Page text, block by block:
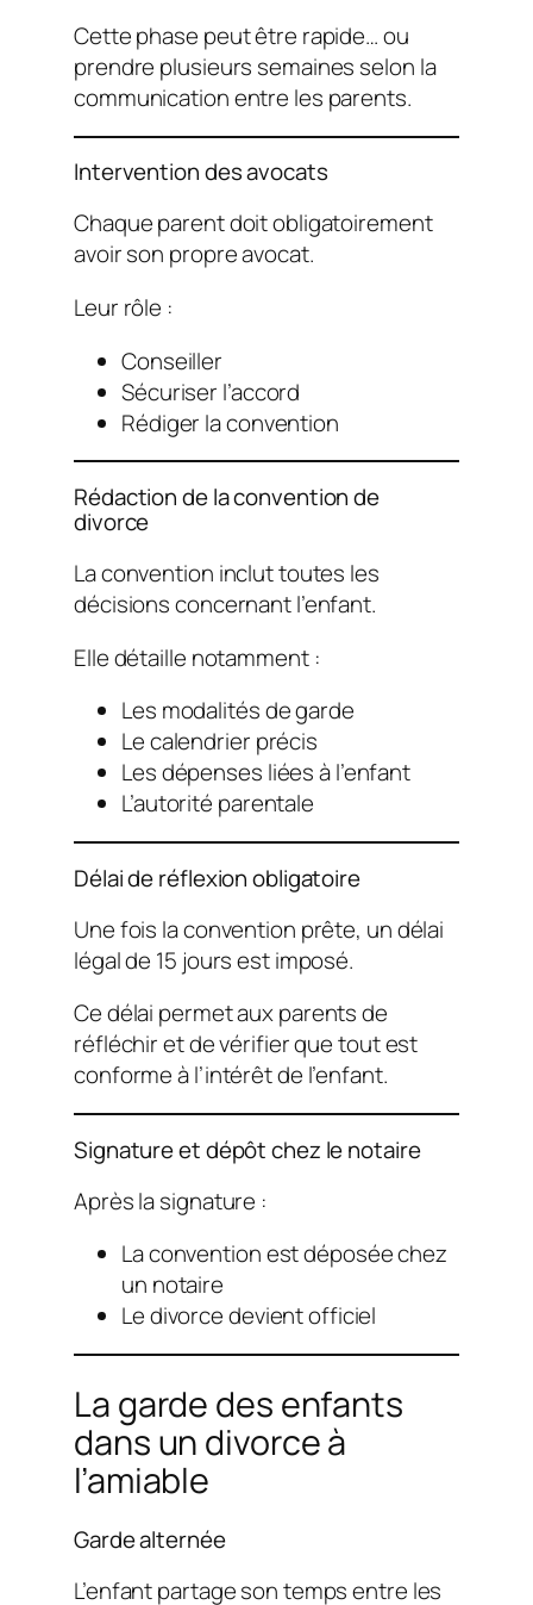
Cette phase peut être rapide… ou
prendre plusieurs semaines selon la
communication entre les parents.
Intervention des avocats
Chaque parent doit obligatoirement
avoir son propre avocat.
Leur rôle :
Conseiller
Sécuriser l’accord
Rédiger la convention
Rédaction de la convention de
divorce
La convention inclut toutes les
décisions concernant l’enfant.
Elle détaille notamment :
Les modalités de garde
Le calendrier précis
Les dépenses liées à l’enfant
L’autorité parentale
Délai de réflexion obligatoire
Une fois la convention prête, un délai
légal de 15 jours est imposé.
Ce délai permet aux parents de
réfléchir et de vérifier que tout est
conforme à l’intérêt de l’enfant.
Signature et dépôt chez le notaire
Après la signature :
La convention est déposée chez
un notaire
Le divorce devient officiel
La garde des enfants
dans un divorce à
l’amiable
Garde alternée
L’enfant partage son temps entre les